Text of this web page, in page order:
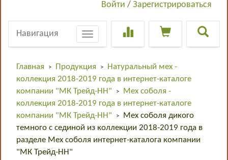
Войти / Зарегистрироваться
Toggle
navigation
Навигация
Главная > Продукция >
Натуральный мех -
коллекция 2018-2019 года в интернет-каталоге
компании "МК Трейд-НН"
>
Мех соболя -
коллекция 2018-2019 года в интернет-каталоге
компании "МК Трейд-НН"
>
Мех соболя дикого
темного с сединой из коллекции 2018-2019 года в
разделе Мех соболя интернет-каталога компании
"МК Трейд-НН"